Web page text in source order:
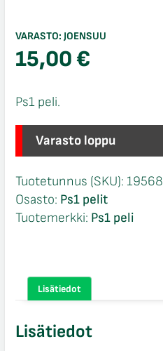
VARASTO: JOENSUU
15,00€
Ps1 peli.
Varasto loppu
Tuotetunnus (SKU): 19568
Osasto: Ps1 pelit
Tuotemerkki: Ps1 peli
Lisätiedot
Lisätiedot